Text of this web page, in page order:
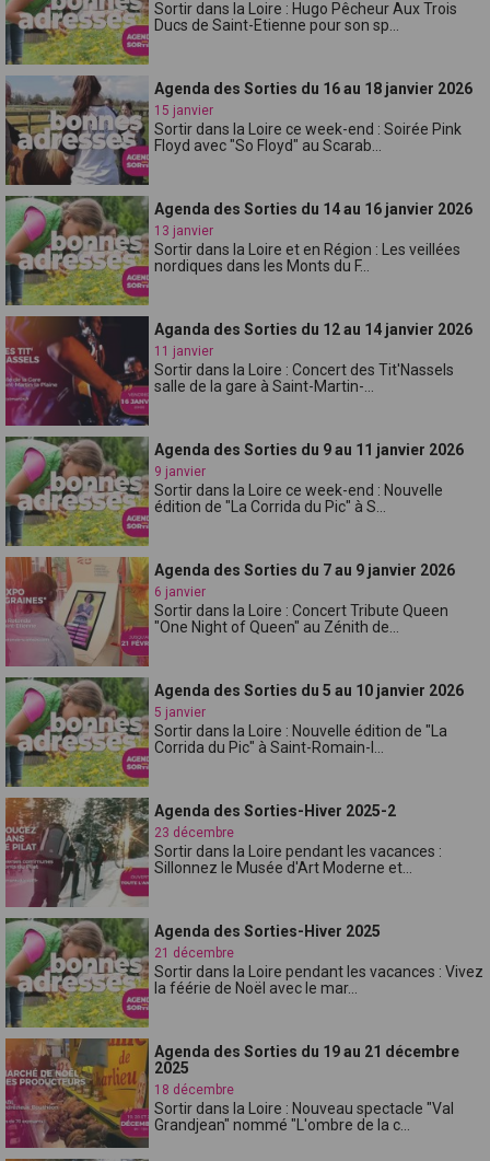
Sortir dans la Loire : Hugo Pêcheur Aux Trois
Ducs de Saint-Etienne pour son sp...
Agenda des Sorties du 16 au 18 janvier 2026
15 janvier
Sortir dans la Loire ce week-end : Soirée Pink
Floyd avec "So Floyd" au Scarab...
Agenda des Sorties du 14 au 16 janvier 2026
13 janvier
Sortir dans la Loire et en Région : Les veillées
nordiques dans les Monts du F...
Aganda des Sorties du 12 au 14 janvier 2026
11 janvier
Sortir dans la Loire : Concert des Tit'Nassels
salle de la gare à Saint-Martin-...
Agenda des Sorties du 9 au 11 janvier 2026
9 janvier
Sortir dans la Loire ce week-end : Nouvelle
édition de "La Corrida du Pic" à S...
Agenda des Sorties du 7 au 9 janvier 2026
6 janvier
Sortir dans la Loire : Concert Tribute Queen
"One Night of Queen" au Zénith de...
Agenda des Sorties du 5 au 10 janvier 2026
5 janvier
Sortir dans la Loire : Nouvelle édition de "La
Corrida du Pic" à Saint-Romain-l...
Agenda des Sorties-Hiver 2025-2
23 décembre
Sortir dans la Loire pendant les vacances :
Sillonnez le Musée d'Art Moderne et...
Agenda des Sorties-Hiver 2025
21 décembre
Sortir dans la Loire pendant les vacances : Vivez
la féérie de Noël avec le mar...
Agenda des Sorties du 19 au 21 décembre
2025
18 décembre
Sortir dans la Loire : Nouveau spectacle "Val
Grandjean" nommé "L'ombre de la c...